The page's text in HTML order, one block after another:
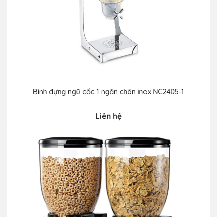
Bình đựng ngũ cốc 1 ngăn chân inox NC2405-1
Liên hệ